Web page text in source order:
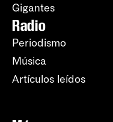
Gigantes
Radio
Periodismo
Música
Artículos leídos